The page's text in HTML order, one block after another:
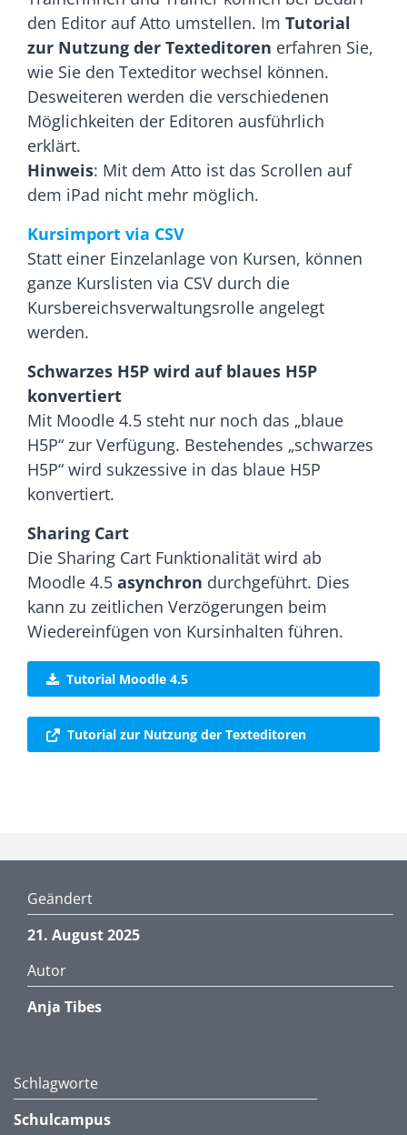
den Editor auf Atto umstellen. Im Tutorial
zur Nutzung der Texteditoren erfahren Sie,
wie Sie den Texteditor wechsel können.
Desweiteren werden die verschiedenen
Möglichkeiten der Editoren ausführlich
erklärt.
Hinweis: Mit dem Atto ist das Scrollen auf
dem iPad nicht mehr möglich.
Kursimport via CSV
Statt einer Einzelanlage von Kursen, können
ganze Kurslisten via CSV durch die
Kursbereichsverwaltungsrolle angelegt
werden.
Schwarzes H5P wird auf blaues H5P
konvertiert
Mit Moodle 4.5 steht nur noch das „blaue
H5P“ zur Verfügung. Bestehendes „schwarzes
H5P“ wird sukzessive in das blaue H5P
konvertiert.
Sharing Cart
Die Sharing Cart Funktionalität wird ab
Moodle 4.5 asynchron durchgeführt. Dies
kann zu zeitlichen Verzögerungen beim
Wiedereinfügen von Kursinhalten führen.
Tutorial Moodle 4.5
Tutorial zur Nutzung der Texteditoren
Geändert
21. August 2025
Autor
Anja Tibes
Schlagworte
Schulcampus